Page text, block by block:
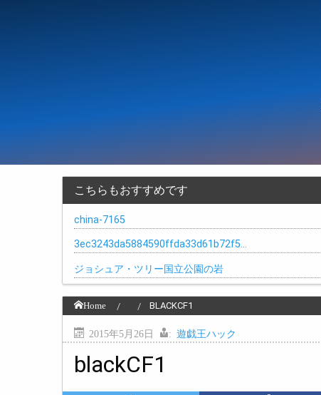
こちらもおすすめです
china-7165
3ec3243da5884590ffda33d61b72f5…
ジョシュア・ツリー国立公園の岩
Home BLACKCF1
2015年5月26日 : 遊戯王ハック
blackCF1